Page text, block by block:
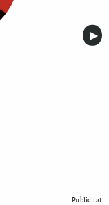
▶︎
Publicitat